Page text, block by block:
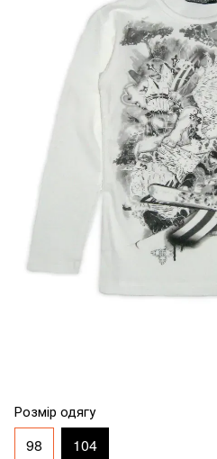
Розмір одягу
98 104